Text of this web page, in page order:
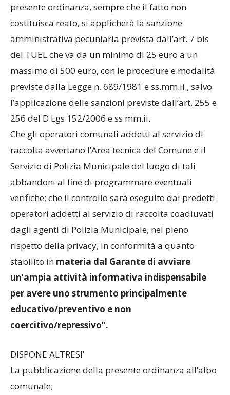
presente ordinanza, sempre che il fatto non
costituisca reato, si applicherà la sanzione
amministrativa pecuniaria prevista dall’art. 7 bis
del TUEL che va da un minimo di 25 euro a un
massimo di 500 euro, con le procedure e modalità
previste dalla Legge n. 689/1981 e ss.mm.ii., salvo
l’applicazione delle sanzioni previste dall’art. 255 e
256 del D.Lgs 152/2006 e ss.mm.ii.
Che gli operatori comunali addetti al servizio di
raccolta avvertano l’Area tecnica del Comune e il
Servizio di Polizia Municipale del luogo di tali
abbandoni al fine di programmare eventuali
verifiche; che il controllo sarà eseguito dai predetti
operatori addetti al servizio di raccolta coadiuvati
dagli agenti di Polizia Municipale, nel pieno
rispetto della privacy, in conformità a quanto
stabilito in materia dal Garante di avviare
un’ampia attività informativa indispensabile
per avere uno strumento principalmente
educativo/preventivo e non
coercitivo/repressivo”.
DISPONE ALTRESI’
La pubblicazione della presente ordinanza all’albo
comunale;